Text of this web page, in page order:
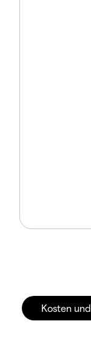
Kosten